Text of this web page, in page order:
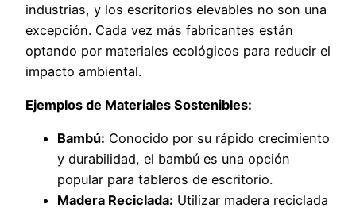
industrias, y los escritorios elevables no son una
excepción. Cada vez más fabricantes están
optando por materiales ecológicos para reducir el
impacto ambiental.
Ejemplos de Materiales Sostenibles:
Bambú: Conocido por su rápido crecimiento
y durabilidad, el bambú es una opción
popular para tableros de escritorio.
Madera Reciclada: Utilizar madera reciclada